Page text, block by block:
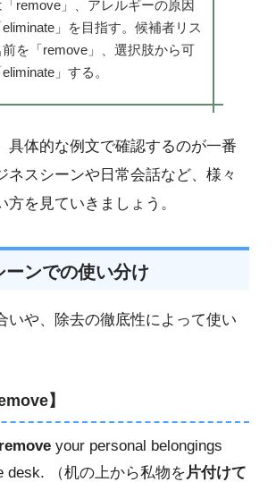
remove」、アレルギーの原因
」を目指す。候補者リス
前を「remove」、選択肢から可
」する。
具体的な例文で確認するのが一番
ネスシーンや日常会話など、様々
方を見ていきましょう。
ーンでの使い分け
いや、除去の徹底性によって使い
】
remove your personal belongings
desk. （机の上から私物を 片付けて